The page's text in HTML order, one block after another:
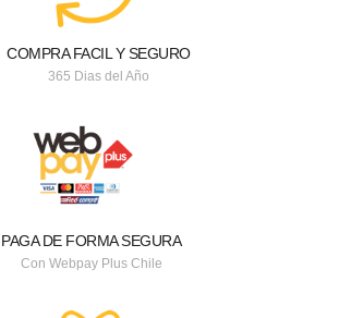
COMPRA FACIL Y SEGURO
365 Dias del Año
PAGA DE FORMA SEGURA
Con Webpay Plus Chile